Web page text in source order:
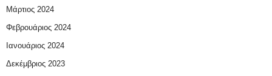
Μάρτιος 2024
Φεβρουάριος 2024
Ιανουάριος 2024
Δεκέμβριος 2023